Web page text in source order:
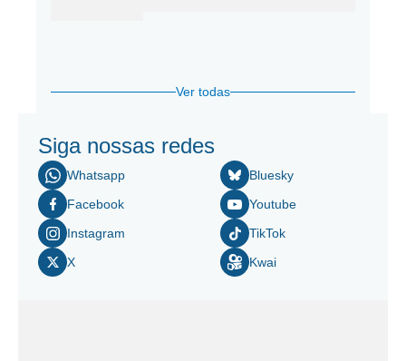
Ver todas
Siga nossas redes
Whatsapp
Facebook
Instagram
X
Bluesky
Youtube
TikTok
Kwai